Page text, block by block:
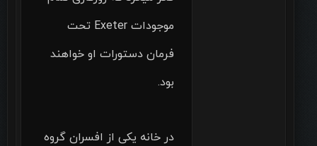
موجودات Exeter تحت
فرمان دستورات او خواهند
بود.
در خانه یکی از افسران گروه